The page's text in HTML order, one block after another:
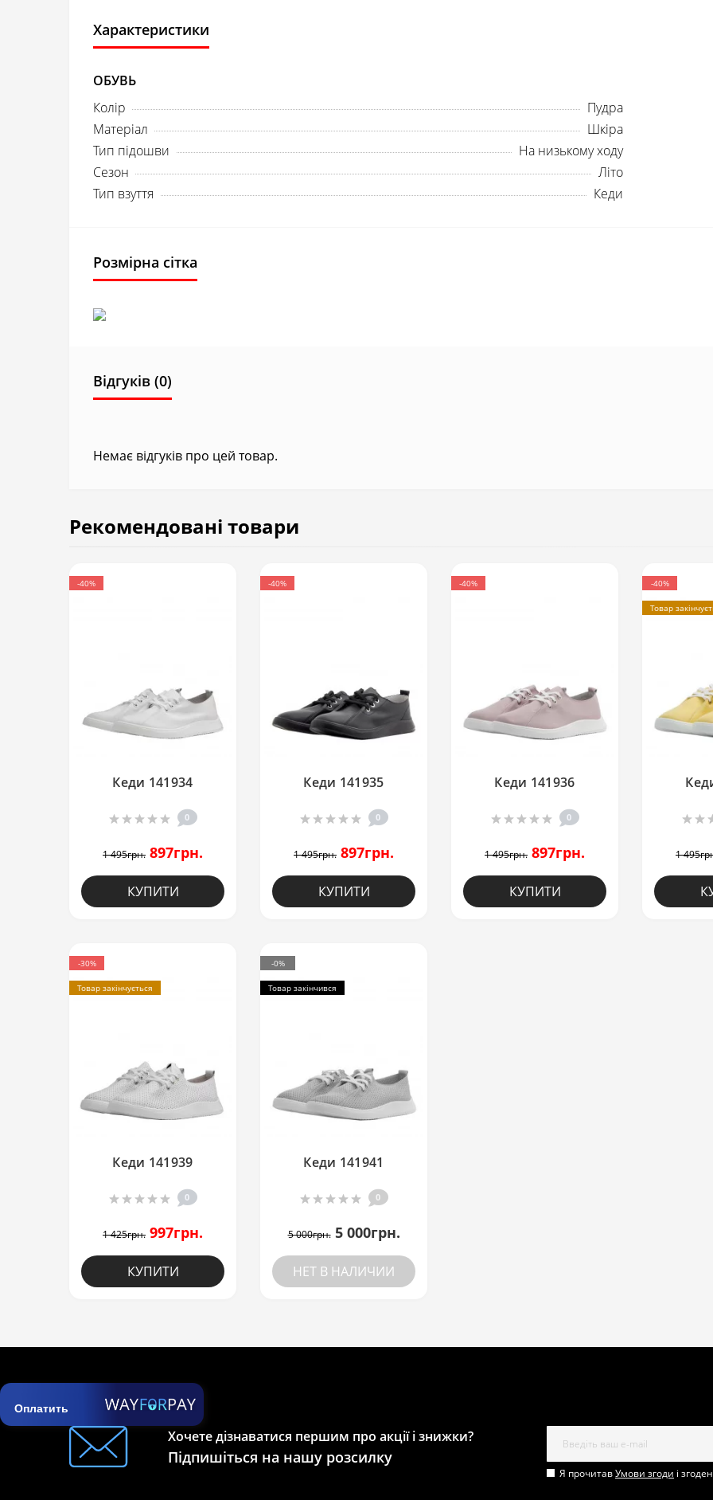
Характеристики
ОБУВЬ
Колір
Пудра
Матеріал
Шкіра
Тип підошви
На низькому ходу
Сезон
Літо
Тип взуття
Кеди
Розмірна сітка
Відгуків (0)
Немає відгуків про цей товар.
Рекомендовані товари
-40%
Кеди 141934
0
1 495грн. 897грн.
КУПИТИ
-40%
Кеди 141935
0
1 495грн. 897грн.
КУПИТИ
-40%
Кеди 141936
0
1 495грн. 897грн.
КУПИТИ
-40%
Товар
1
-30%
Товар закінчується
Кеди 141939
0
1 425грн. 997грн.
КУПИТИ
-0%
Товар закінчився
Кеди 141941
0
5 000грн. 5 000грн.
НЕТ В НАЛИЧИИ
Оплатить
Хочете дізнаватися першим про акції і знижки?
Підпишіться на нашу розсилку
Я прочитавУмови згоди і